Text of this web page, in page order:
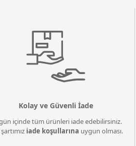
Kolay ve Güvenli İade
içinde tüm ürünleri iade edebilirsiniz.
iade koşullarına uygun olması.